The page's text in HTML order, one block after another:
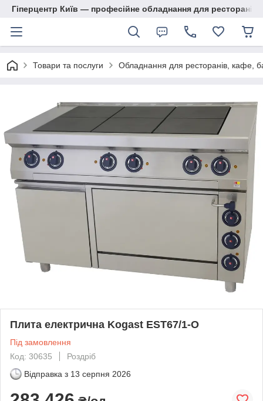
Гіперцентр Київ — професійне обладнання для ресторанів,
Товари та послуги Обладнання для ресторанів, кафе,
Плита електрична Kogast EST67/1-O
Під замовлення
Код: 30635
Роздріб
Відправка з 13 серпня 2026